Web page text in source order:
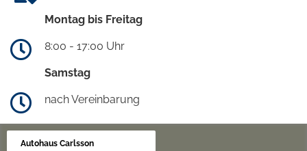
Montag bis Freitag
8:00 - 17:00 Uhr
Samstag
nach Vereinbarung
Autohaus Carlsson